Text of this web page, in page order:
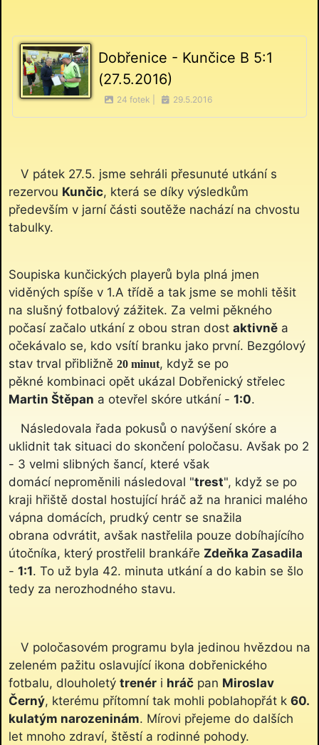
Dobřenice - Kunčice B 5:1
(27.5.2016)
24 fotek | 29.5.2016
V pátek 27.5. jsme sehráli přesunuté utkání s
rezervou Kunčic, která se díky výsledkům
především v jarní části soutěže nachází na chvostu
tabulky.
Soupiska kunčických playerů byla plná jmen
viděných spíše v 1.A třídě a tak jsme se mohli těšit
na slušný fotbalový zážitek. Za velmi pěkného
počasí začalo utkání z obou stran dost aktivně a
očekávalo se, kdo vsítí branku jako první. Bezgólový
stav trval přibližně 20 minut, když se po
pěkné kombinaci opět ukázal Dobřenický střelec
Martin Štěpan a otevřel skóre utkání - 1:0.
Následovala řada pokusů o navýšení skóre a
uklidnit tak situaci do skončení poločasu. Avšak po 2
- 3 velmi slibných šancí, které však
domácí neproměnili následoval "trest", když se po
kraji hřiště dostal hostující hráč až na hranici malého
vápna domácích, prudký centr se snažila
obrana odvrátit, avšak nastřelila pouze dobíhajícího
útočníka, který prostřelil brankáře Zdeňka Zasadila
- 1:1. To už byla 42. minuta utkání a do kabin se šlo
tedy za nerozhodného stavu.
V poločasovém programu byla jedinou hvězdou na
zeleném pažitu oslavující ikona dobřenického
fotbalu, dlouholetý trenér i hráč pan Miroslav
Černý, kterému přítomní tak mohli poblahopřát k 60.
kulatým narozeninám. Mírovi přejeme do dalších
let mnoho zdraví, štěstí a rodinné pohody.